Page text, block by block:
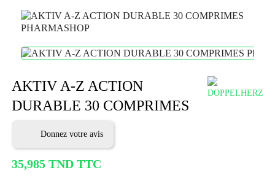
AKTIV A-Z ACTION
DURABLE 30 COMPRIMES
Donnez votre avis
35,985 TND TTC